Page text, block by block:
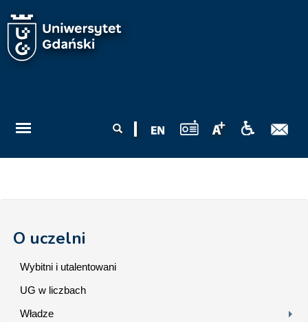
wyszukiwania
O uczelni
Wybitni i utalentowani
UG w liczbach
Władze